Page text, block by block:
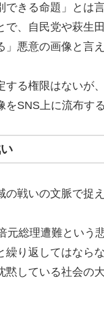
できる命題」とは
で、自民党や萩生
」悪意の画像と言え
する権限はないが
をSNS上に流布す
の戦いの文脈で捉
元総理遭難という
繰り返してはなら
黙している社会の